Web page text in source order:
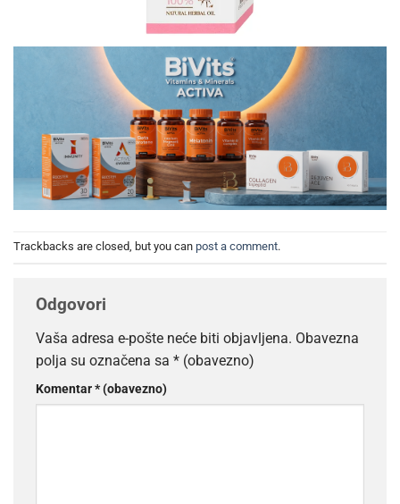
Trackbacks are closed, but you can post a comment.
Odgovori
Vaša adresa e-pošte neće biti objavljena. Obavezna
polja su označena sa * (obavezno)
Komentar* (obavezno)